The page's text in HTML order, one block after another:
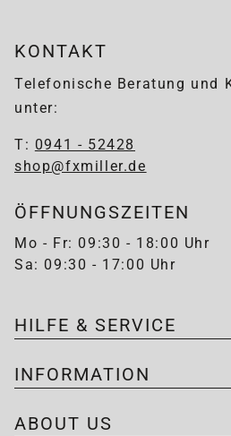
KONTAKT
Telefonische Beratung und
unter:
T: 0941 - 52428
shop@fxmiller.de
ÖFFNUNGSZEITEN
Mo - Fr: 09:30 - 18:00 Uhr
Sa: 09:30 - 17:00 Uhr
HILFE & SERVICE
INFORMATION
ABOUT US